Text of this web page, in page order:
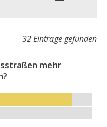
32 Einträge gefunden
mehr